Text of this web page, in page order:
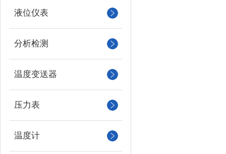
液位仪表
分析检测
温度变送器
压力表
温度计